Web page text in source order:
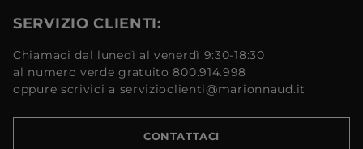
SERVIZIO CLIENTI:
Chiamaci dal lunedì al venerdì 9:30-18:30
al numero verde gratuito 800.914.998
oppure scrivici a servizioclienti@marionnaud.it
CONTATTACI